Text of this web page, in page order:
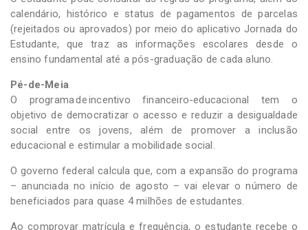
calendário, histórico e status de pagamentos de parcelas
(rejeitados ou aprovados) por meio do aplicativo Jornada do
Estudante, que traz as informações escolares desde o
ensino fundamental até a pós-graduação de cada aluno.
Pé-de-Meia
O programa de incentivo financeiro-educacional tem o
objetivo de democratizar o acesso e reduzir a desigualdade
social entre os jovens, além de promover a inclusão
educacional e estimular a mobilidade social.
O governo federal calcula que, com a expansão do programa
– anunciada no início de agosto – vai elevar o número de
beneficiados para quase 4 milhões de estudantes.
Ao comprovar matrícula e frequência, o estudante recebe o